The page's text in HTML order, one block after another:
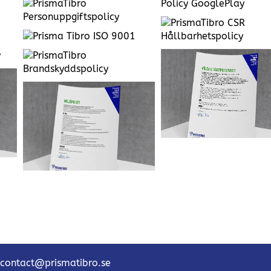
Privacy Policy Google Play
Prisma Daps App
CSR- och
Hälsa & Säkerhetspolicy
contact@prismatibro.se